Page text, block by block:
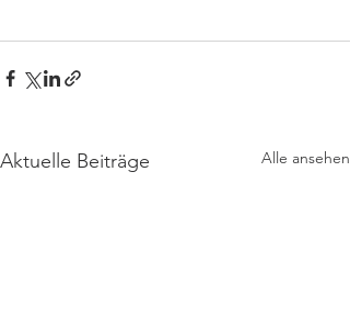
Aktuelle Beiträge Alle ansehen